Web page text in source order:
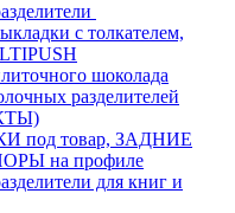
с толкателем,
шоколада
разделителей
под товар, ЗАДНИЕ
на профиле
для книг и